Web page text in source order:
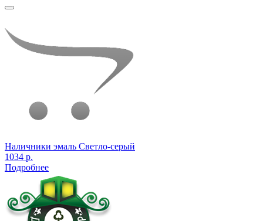
Наличники эмаль Светло-серый
1034 р.
Подробнее